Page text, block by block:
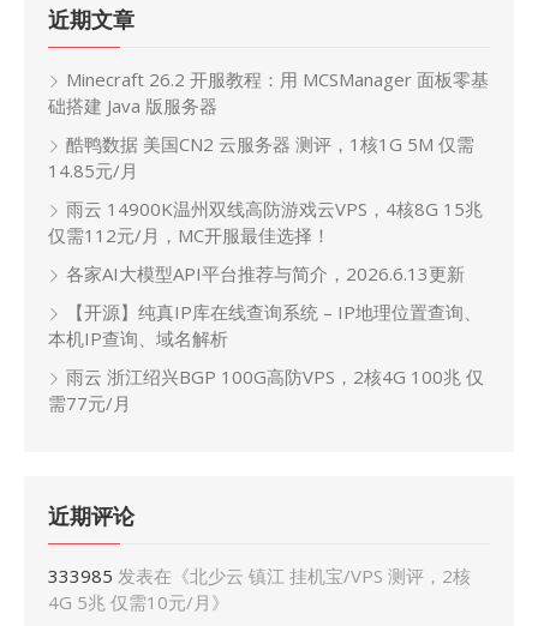
近期文章
Minecraft 26.2 开服教程：用 MCSManager 面板零基
础搭建 Java 版服务器
酷鸭数据 美国CN2 云服务器 测评，1核1G 5M 仅需
14.85元/月
雨云 14900K温州双线高防游戏云VPS，4核8G 15兆
仅需112元/月，MC开服最佳选择！
各家AI大模型API平台推荐与简介，2026.6.13更新
【开源】纯真IP库在线查询系统 – IP地理位置查询、
本机IP查询、域名解析
雨云 浙江绍兴BGP 100G高防VPS，2核4G 100兆 仅
需77元/月
近期评论
333985 发表在《北少云 镇江 挂机宝/VPS 测评，2核
4G 5兆 仅需10元/月 》